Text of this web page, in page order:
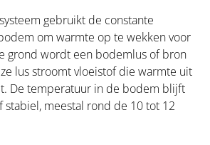
gebruikt de constante
om warmte op te wekken voor
grond wordt een bodemlus of bron
lus stroomt vloeistof die warmte uit
De temperatuur in de bodem blijft
stabiel, meestal rond de 10 tot 12